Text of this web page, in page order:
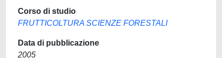
Corso di studio
FRUTTICOLTURA SCIENZE FORESTALI
Data di pubblicazione
2005